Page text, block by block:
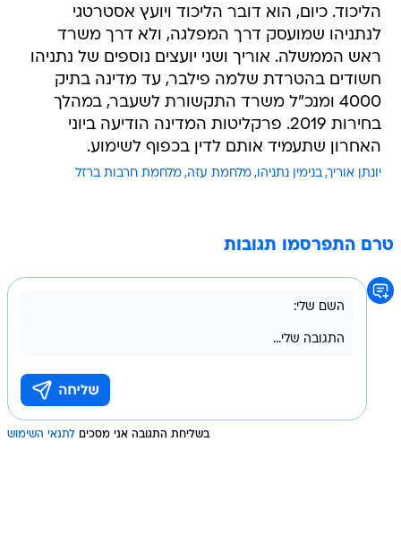
הליכוד. כיום, הוא דובר הליכוד ויועץ אסטרטגי
לנתניהו שמועסק דרך המפלגה, ולא דרך משרד
ראש הממשלה. אוריך ושני יועצים נוספים של נתניהו
חשודים בהטרדת שלמה פילבר, עד מדינה בתיק
4000 ומנכ"ל משרד התקשורת לשעבר, במהלך
בחירות 2019. פרקליטות המדינה הודיעה ביוני
האחרון שתעמיד אותם לדין בכפוף לשימוע.
יונתן אוריך בנימין נתניהו מלחמת עזה מלחמת חרבות ברזל
טרם התפרסמו תגובות
בשליחת התגובה אני מסכים לתנאי השימוש